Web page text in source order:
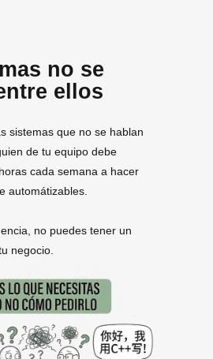
no se
ellos
sistemas que no se hablan
de tu equipo debe
cada semana a hacer
automátizables.
no puedes tener un
negocio.